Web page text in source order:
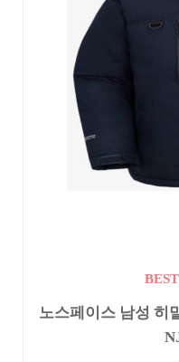
노스페이스 남성 히